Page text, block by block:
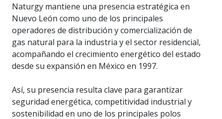
Naturgy mantiene una presencia estratégica en
Nuevo León como uno de los principales
operadores de distribución y comercialización de
gas natural para la industria y el sector residencial,
acompañando el crecimiento energético del estado
desde su expansión en México en 1997.
Así, su presencia resulta clave para garantizar
seguridad energética, competitividad industrial y
sostenibilidad en uno de los principales polos